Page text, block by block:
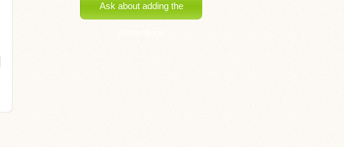
Ask about adding the